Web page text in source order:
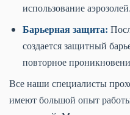
использование аэрозолей.
Барьерная защита:
создается защитный
повторное
Все наши специалисты
имеют большой опыт